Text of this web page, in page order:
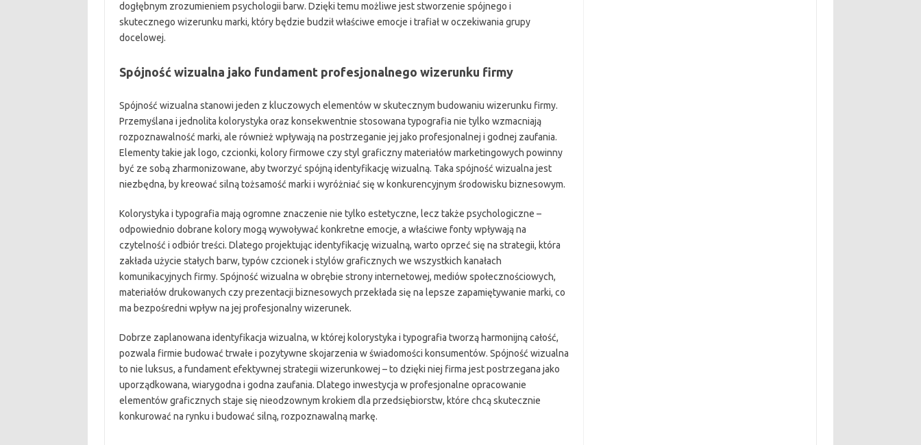
dogłębnym zrozumieniem psychologii barw. Dzięki temu możliwe jest stworzenie spójnego i
skutecznego wizerunku marki, który będzie budził właściwe emocje i trafiał w oczekiwania grupy
docelowej.
Spójność wizualna jako fundament profesjonalnego wizerunku firmy
Spójność wizualna stanowi jeden z kluczowych elementów w skutecznym budowaniu wizerunku firmy.
Przemyślana i jednolita kolorystyka oraz konsekwentnie stosowana typografia nie tylko wzmacniają
rozpoznawalność marki, ale również wpływają na postrzeganie jej jako profesjonalnej i godnej zaufania.
Elementy takie jak logo, czcionki, kolory firmowe czy styl graficzny materiałów marketingowych powinny
być ze sobą zharmonizowane, aby tworzyć spójną identyfikację wizualną. Taka spójność wizualna jest
niezbędna, by kreować silną tożsamość marki i wyróżniać się w konkurencyjnym środowisku biznesowym.
Kolorystyka i typografia mają ogromne znaczenie nie tylko estetyczne, lecz także psychologiczne –
odpowiednio dobrane kolory mogą wywoływać konkretne emocje, a właściwe fonty wpływają na
czytelność i odbiór treści. Dlatego projektując identyfikację wizualną, warto oprzeć się na strategii, która
zakłada użycie stałych barw, typów czcionek i stylów graficznych we wszystkich kanałach
komunikacyjnych firmy. Spójność wizualna w obrębie strony internetowej, mediów społecznościowych,
materiałów drukowanych czy prezentacji biznesowych przekłada się na lepsze zapamiętywanie marki, co
ma bezpośredni wpływ na jej profesjonalny wizerunek.
Dobrze zaplanowana identyfikacja wizualna, w której kolorystyka i typografia tworzą harmonijną całość,
pozwala firmie budować trwałe i pozytywne skojarzenia w świadomości konsumentów. Spójność wizualna
to nie luksus, a fundament efektywnej strategii wizerunkowej – to dzięki niej firma jest postrzegana jako
uporządkowana, wiarygodna i godna zaufania. Dlatego inwestycja w profesjonalne opracowanie
elementów graficznych staje się nieodzownym krokiem dla przedsiębiorstw, które chcą skutecznie
konkurować na rynku i budować silną, rozpoznawalną markę.